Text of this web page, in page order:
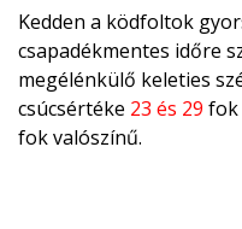
Kedden a ködfoltok
csapadékmentes időre
megélénkülő keleties
csúcsértéke 23 és 29 fok
fok valószínű.